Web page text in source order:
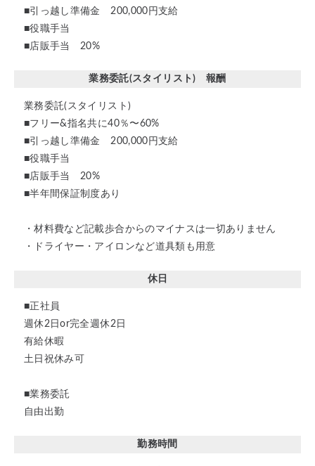
■引っ越し準備金 200,000円支給
■役職手当
■店販手当 20%
業務委託(スタイリスト) 報酬
業務委託(スタイリスト)
■フリー&指名共に40％〜60%
■引っ越し準備金 200,000円支給
■役職手当
■店販手当 20%
■半年間保証制度あり
・材料費など記載歩合からのマイナスは一切ありません
・ドライヤー・アイロンなど道具類も用意
休日
■正社員
週休2日or完全週休2日
有給休暇
土日祝休み可
■業務委託
自由出勤
勤務時間